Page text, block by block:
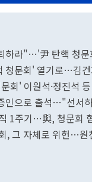
하라"…'尹 탄핵 청문
청문회' 열기로…김
회' 이원석·정진석
인으로 출석…"선서
1주기…與, 청문회
, 그 자체로 위헌…원